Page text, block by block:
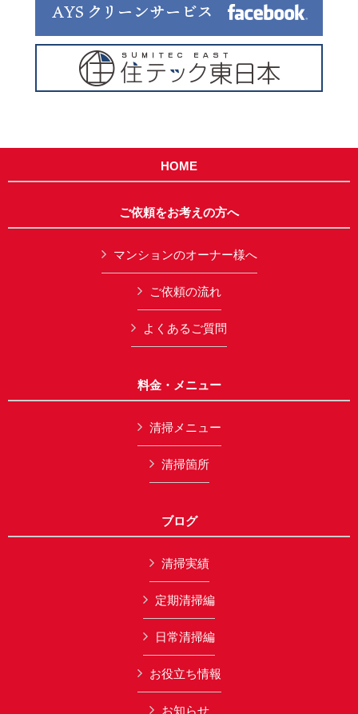
HOME
ご依頼をお考えの方へ
マンションのオーナー様へ
ご依頼の流れ
よくあるご質問
料金・メニュー
清掃メニュー
清掃箇所
ブログ
清掃実績
定期清掃編
日常清掃編
お役立ち情報
お知らせ